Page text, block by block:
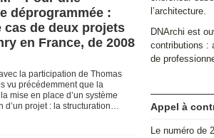
déprogrammée :
cas de deux projets
en France, de 2008
la participation de Thomas
vu précédemment que la
mise en place d’un système
d’un projet : la structuration…
l’architecture.
DNArchi est
contributions :
de
Appel à
Le numéro de